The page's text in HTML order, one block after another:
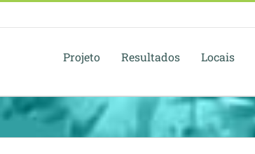
Projeto Resultados Locais